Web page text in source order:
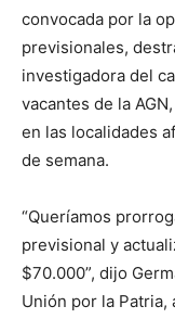
convocada por la
previsionales,
investigadora del
vacantes de la
en las localidades
de semana.
“Queríamos
previsional y
$70.000”, dijo
Unión por la Patria,